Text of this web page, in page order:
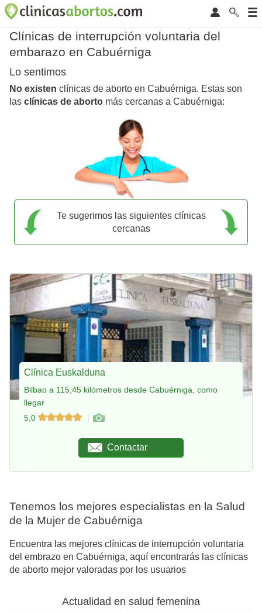
Clínicas de interrupción voluntaria del
embarazo en Cabuérniga
Lo sentimos
No existen clínicas de aborto en Cabuérniga. Estas son
las clínicas de aborto más cercanas a Cabuérniga:
Te sugerimos las siguientes clínicas
cercanas
Clínica Euskalduna
Bilbao a 115,45 kilómetros desde Cabuérniga, como
llegar
5,0
Contactar
Tenemos los mejores especialistas en la Salud
de la Mujer de Cabuérniga
Encuentra las mejores clínicas de interrupción voluntaria
del embrazo en Cabuérniga, aquí encontrarás las clínicas
de aborto mejor valoradas por los usuarios
Actualidad en salud femenina